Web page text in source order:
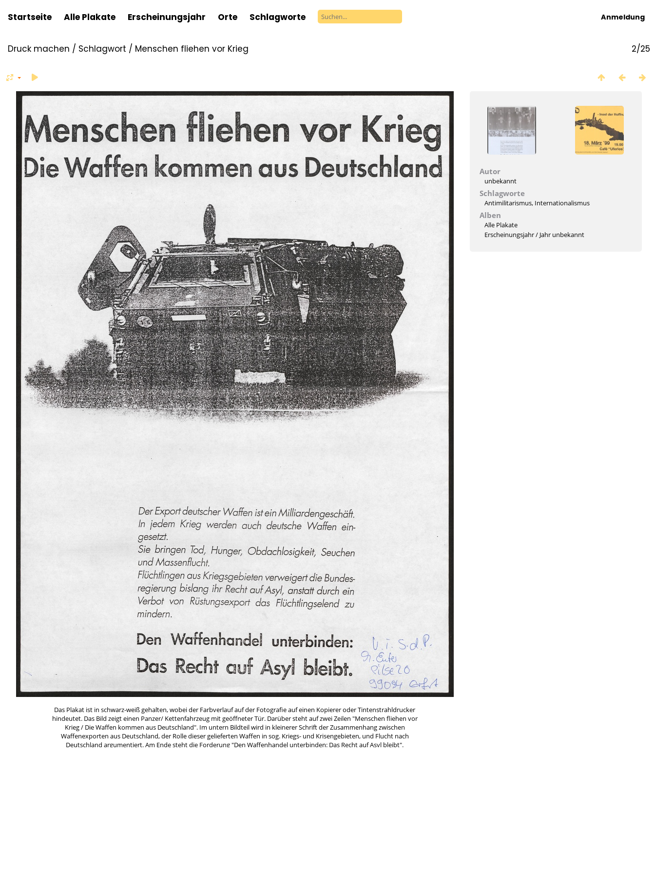
Startseite Alle Plakate Erscheinungsjahr Orte Schlagworte Anmeldung
2/25
Druck machen / Schlagwort / Menschen fliehen vor Krieg
Das Plakat ist in schwarz-weiß gehalten, wobei der Farbverlauf auf der Fotografie auf einen Kopierer oder Tintenstrahldrucker
hindeutet. Das Bild zeigt einen Panzer/ Kettenfahrzeug mit geöffneter Tür. Darüber steht auf zwei Zeilen "Menschen fliehen vor
Krieg / Die Waffen kommen aus Deutschland". Im untern Bildteil wird in kleinerer Schrift der Zusammenhang zwischen
Waffenexporten aus Deutschland, der Rolle dieser gelieferten Waffen in sog. Kriegs- und Krisengebieten, und Flucht nach
Deutschland argumentiert. Am Ende steht die Forderung "Den Waffenhandel unterbinden: Das Recht auf Asyl bleibt".
Autor
unbekannt
Schlagworte
Antimilitarismus, Internationalismus
Alben
Alle Plakate
Erscheinungsjahr/ Jahr unbekannt